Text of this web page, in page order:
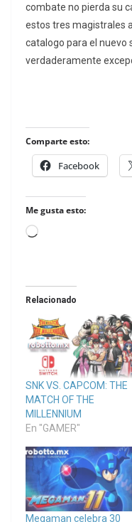
combate no pierda su
estos tres magistrales
catalogo para el nuevo
verdaderamente
Comparte esto:
Facebook
Me gusta esto:
Loading…
Relacionado
SNK VS. CAPCOM: THE
MATCH OF THE
MILLENNIUM
En "GAMER"
Megaman celebra 30